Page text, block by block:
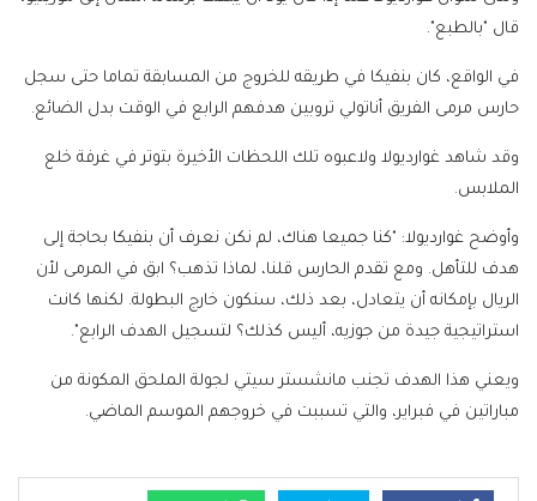
قال "بالطبع".
في الواقع، كان بنفيكا في طريقه للخروج من المسابقة تماما حتى سجل
حارس مرمى الفريق أناتولي تروبين هدفهم الرابع في الوقت بدل الضائع.
وقد شاهد غوارديولا ولاعبوه تلك اللحظات الأخيرة بتوتر في غرفة خلع
الملابس.
وأوضح غوارديولا: "كنا جميعا هناك، لم نكن نعرف أن بنفيكا بحاجة إلى
هدف للتأهل. ومع تقدم الحارس قلنا، لماذا تذهب؟ ابق في المرمى لأن
الريال بإمكانه أن يتعادل، بعد ذلك، سنكون خارج البطولة. لكنها كانت
استراتيجية جيدة من جوزيه، أليس كذلك؟ لتسجيل الهدف الرابع".
ويعني هذا الهدف تجنب مانشستر سيتي لجولة الملحق المكونة من
مباراتين في فبراير، والتي تسببت في خروجهم الموسم الماضي.